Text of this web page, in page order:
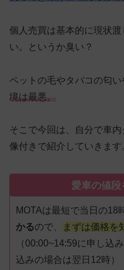
個人売買は基本的に現状
い。というか臭い？
ペットの毛やタバコの匂
境は最悪。
そこで今回は、自分で車
像付きで紹介していきます
愛車の値段
MOTAは最短で当日の18
かるので、 まずは価格を
（00:00~14:59に申し込
込みの場合は翌日12時）